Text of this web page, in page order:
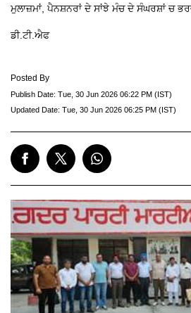
ਮੁਲਾਜ਼ਮਾਂ, ਪੈਨਸ਼ਨਰਾਂ ਦੇ ਸਾਂਝੇ ਮੰਚ ਦੇ ਸੰਘਰਸ਼ਾਂ ਚ
ਡੀ.ਟੀ.ਐਫ
Posted By
Publish Date: Tue, 30 Jun 2026 06:22 PM (IST)
Updated Date: Tue, 30 Jun 2026 06:25 PM (IST)